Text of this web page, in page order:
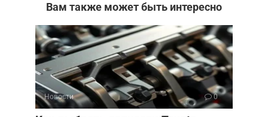
Вам также может быть интересно
Новости 0